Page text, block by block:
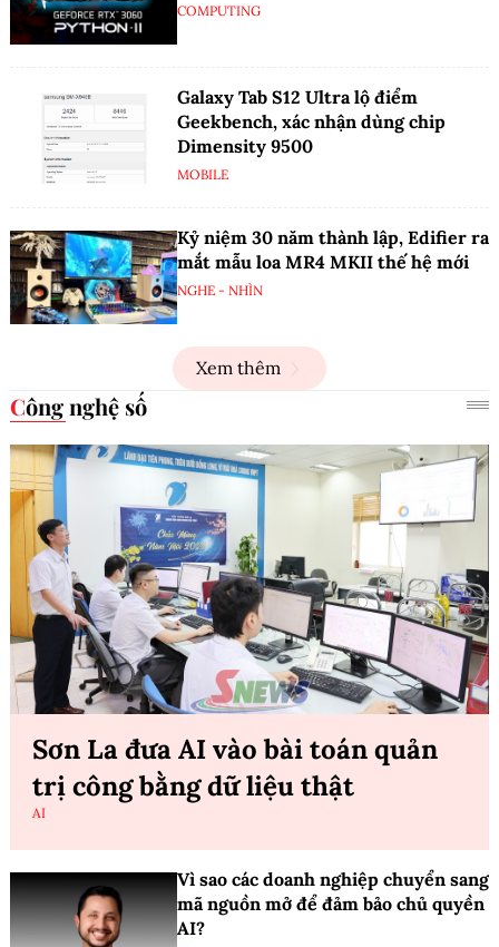
COMPUTING
Galaxy Tab S12 Ultra lộ điểm
Geekbench, xác nhận dùng chip
Dimensity 9500
MOBILE
Kỷ niệm 30 năm thành lập, Edifier ra
mắt mẫu loa MR4 MKII thế hệ mới
NGHE - NHÌN
Xem thêm
Công nghệ số
Sơn La đưa AI vào bài toán quản
trị công bằng dữ liệu thật
AI
Vì sao các doanh nghiệp chuyển sang
mã nguồn mở để đảm bảo chủ quyền
AI?